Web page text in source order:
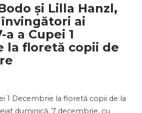
și Lilla Hanzl,
ai
a Cupei 1
la floretă copii de
1 Decembrie la floretă copii de la
duminică, 7 decembrie, cu